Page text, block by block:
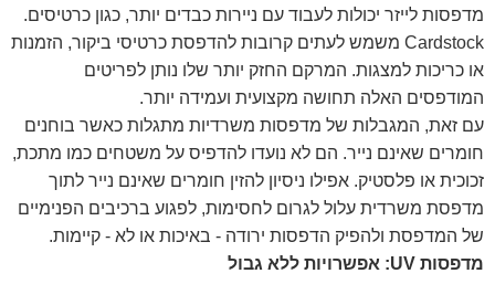
מדפסות לייזר יכולות לעבוד עם ניירות כבדים יותר, כגון כרטיסים.
Cardstock משמש לעתים קרובות להדפסת כרטיסי ביקור, הזמנות
או כריכות למצגות. המרקם החזק יותר שלו נותן לפריטים
המודפסים האלה תחושה מקצועית ועמידה יותר.
עם זאת, המגבלות של מדפסות משרדיות מתגלות כאשר בוחנים
חומרים שאינם נייר. הם לא נועדו להדפיס על משטחים כמו מתכת,
זכוכית או פלסטיק. אפילו ניסיון להזין חומרים שאינם נייר לתוך
מדפסת משרדית עלול לגרום לחסימות, לפגוע ברכיבים הפנימיים
של המדפסת ולהפיק הדפסות ירודה - באיכות או לא - קיימות.
מדפסות UV: אפשרויות ללא גבול